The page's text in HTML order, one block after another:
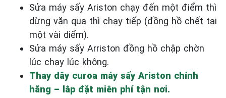
Sửa máy sấy Ariston chạy đến một điểm thì
dừng vặn qua thì chạy tiếp (đồng hồ chết tại
một vài diểm).
Sửa máy sấy Arriston đồng hồ chập chờn
lúc chạy lúc không.
Thay dây curoa máy sấy Ariston chính
hãng – lắp đặt miễn phí tận nơi.